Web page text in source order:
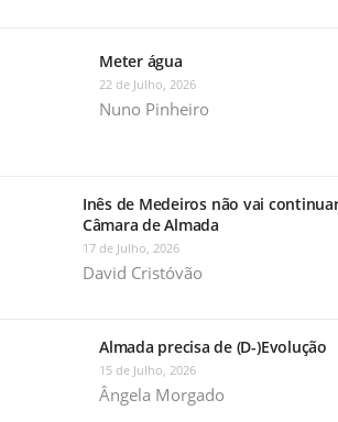
Meter água
22 de Julho, 2026
Nuno Pinheiro
Inês de Medeiros não vai
Câmara de Almada
17 de Julho, 2026
David Cristóvão
Almada precisa de (D-)Evolução
15 de Julho, 2026
Ângela Morgado